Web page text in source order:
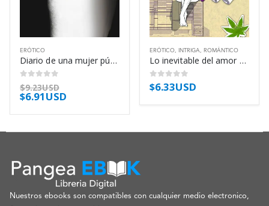
ERÓTICO
Diario de una mujer pública – Valérie Tasso
0out of 5
$9.23USD
$6.91USD
ERÓTICO, INTRIGA, ROMÁNTICO
Lo inevitable del amor – Nuria Roca
0out of 5
$6.33USD
Nuestros ebooks son compatibles con cualquier medio electronico,